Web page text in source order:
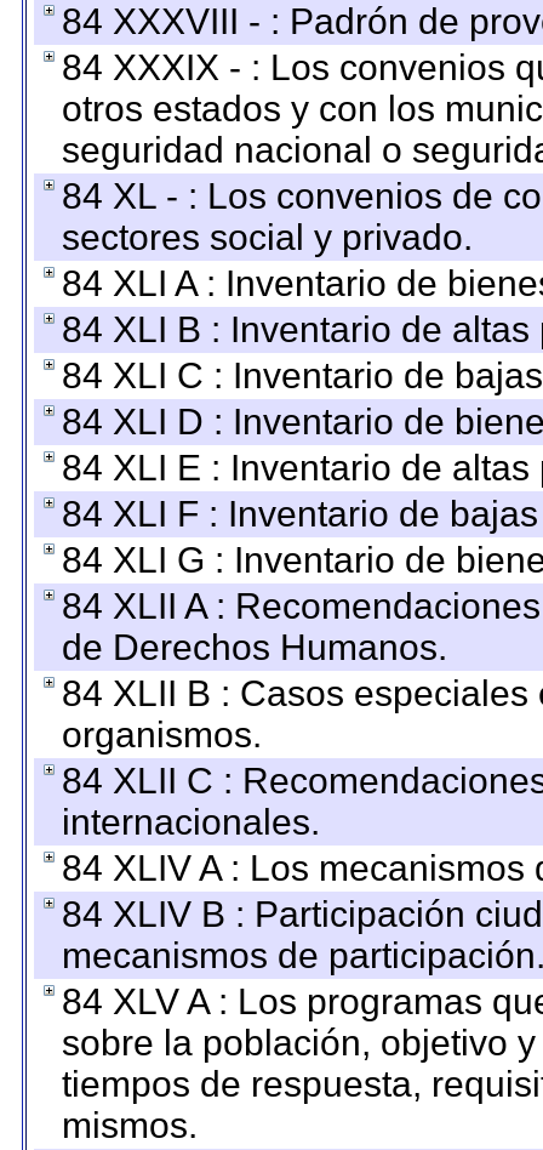
84 XXXVIII - : Padrón de
84 XXXIX - : Los convenios
otros estados y con los
seguridad nacional o
84 XL - : Los convenios de
sectores social y privado.
84 XLI A : Inventario de
84 XLI B : Inventario de
84 XLI C : Inventario de
84 XLI D : Inventario de
84 XLI E : Inventario de
84 XLI F : Inventario de
84 XLI G : Inventario de
84 XLII A :
de Derechos Humanos.
84 XLII B : Casos
organismos.
84 XLII C :
internacionales.
84 XLIV A : Los
84 XLIV B : Participación
mecanismos de
84 XLV A : Los programas
sobre la población, objetivo
tiempos de respuesta,
mismos.